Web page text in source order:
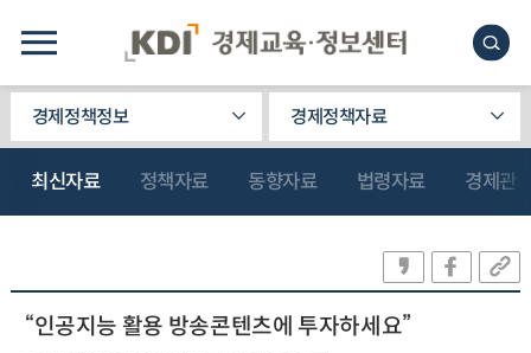
경제정책정보 경제정책자료
최신자료 정책자료 동향자료 법령자료 경제관
“인공지능 활용 방송콘텐츠에 투자하세요”